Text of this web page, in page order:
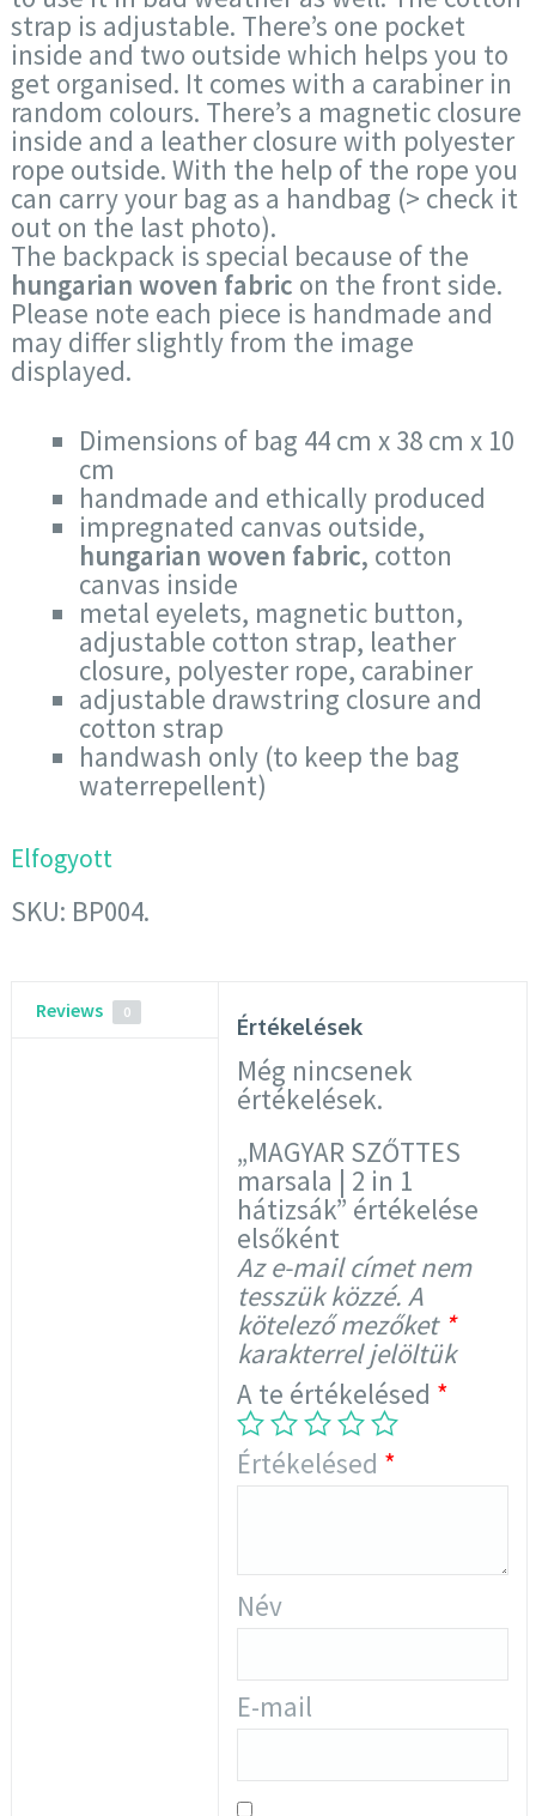
strap is adjustable. There’s one pocket
inside and two outside which helps you to
get organised. It comes with a carabiner in
random colours. There’s a magnetic closure
inside and a leather closure with polyester
rope outside. With the help of the rope you
can carry your bag as a handbag (> check it
out on the last photo).
The backpack is special because of the
hungarian woven fabric on the front side.
Please note each piece is handmade and
may differ slightly from the image
displayed.
Dimensions of bag 44 cm x 38 cm x 10
cm
handmade and ethically produced
impregnated canvas outside,
hungarian woven fabric, cotton
canvas inside
metal eyelets, magnetic button,
adjustable cotton strap, leather
closure, polyester rope, carabiner
adjustable drawstring closure and
cotton strap
handwash only (to keep the bag
waterrepellent)
Elfogyott
SKU: BP004.
Reviews 0
Értékelések
Még nincsenek
értékelések.
„MAGYAR SZŐTTES
marsala | 2 in 1
hátizsák” értékelése
elsőként
Az e-mail címet nem
tesszük közzé. A
kötelező mezőket *
karakterrel jelöltük
A te értékelésed *
Értékelésed *
Név
E-mail